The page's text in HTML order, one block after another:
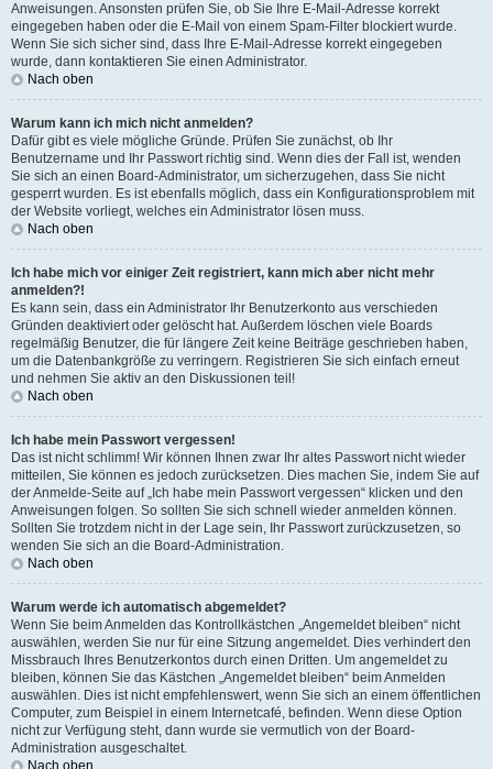
Anweisungen. Ansonsten prüfen Sie, ob Sie Ihre E-Mail-Adresse korrekt
eingegeben haben oder die E-Mail von einem Spam-Filter blockiert wurde.
Wenn Sie sich sicher sind, dass Ihre E-Mail-Adresse korrekt eingegeben
wurde, dann kontaktieren Sie einen Administrator.
Nach oben
Warum kann ich mich nicht anmelden?
Dafür gibt es viele mögliche Gründe. Prüfen Sie zunächst, ob Ihr
Benutzername und Ihr Passwort richtig sind. Wenn dies der Fall ist, wenden
Sie sich an einen Board-Administrator, um sicherzugehen, dass Sie nicht
gesperrt wurden. Es ist ebenfalls möglich, dass ein Konfigurationsproblem mit
der Website vorliegt, welches ein Administrator lösen muss.
Nach oben
Ich habe mich vor einiger Zeit registriert, kann mich aber nicht mehr
anmelden?!
Es kann sein, dass ein Administrator Ihr Benutzerkonto aus verschieden
Gründen deaktiviert oder gelöscht hat. Außerdem löschen viele Boards
regelmäßig Benutzer, die für längere Zeit keine Beiträge geschrieben haben,
um die Datenbankgröße zu verringern. Registrieren Sie sich einfach erneut
und nehmen Sie aktiv an den Diskussionen teil!
Nach oben
Ich habe mein Passwort vergessen!
Das ist nicht schlimm! Wir können Ihnen zwar Ihr altes Passwort nicht wieder
mitteilen, Sie können es jedoch zurücksetzen. Dies machen Sie, indem Sie auf
der Anmelde-Seite auf „Ich habe mein Passwort vergessen“ klicken und den
Anweisungen folgen. So sollten Sie sich schnell wieder anmelden können.
Sollten Sie trotzdem nicht in der Lage sein, Ihr Passwort zurückzusetzen, so
wenden Sie sich an die Board-Administration.
Nach oben
Warum werde ich automatisch abgemeldet?
Wenn Sie beim Anmelden das Kontrollkästchen „Angemeldet bleiben“ nicht
auswählen, werden Sie nur für eine Sitzung angemeldet. Dies verhindert den
Missbrauch Ihres Benutzerkontos durch einen Dritten. Um angemeldet zu
bleiben, können Sie das Kästchen „Angemeldet bleiben“ beim Anmelden
auswählen. Dies ist nicht empfehlenswert, wenn Sie sich an einem öffentlichen
Computer, zum Beispiel in einem Internetcafé, befinden. Wenn diese Option
nicht zur Verfügung steht, dann wurde sie vermutlich von der Board-
Administration ausgeschaltet.
Nach oben